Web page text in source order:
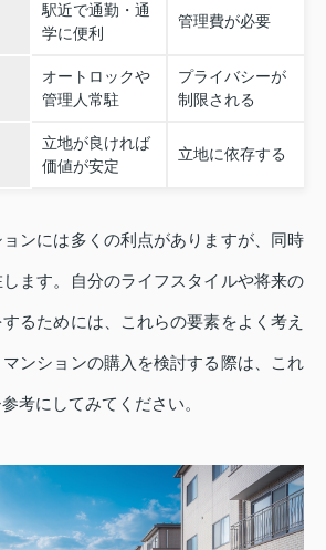
駅近で通勤・通
学に便利
管理費が必要
オートロックや
管理人常駐
プライバシーが
制限される
立地が良ければ
価値が安定
立地に依存する
ンには多くの利点がありますが、同時
ます。自分のライフスタイルや将来の
るためには、これらの要素をよく考え
ンションの購入を検討する際は、これ
考にしてみてください。